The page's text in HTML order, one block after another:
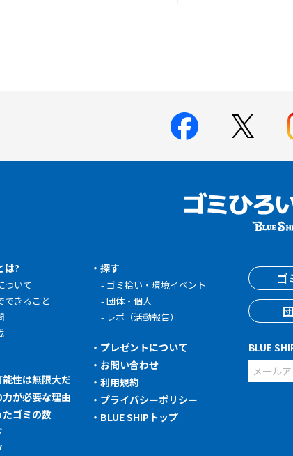
は?
ついて
できること
性は無限大だ
が必要な理由
ゴミの数
探す
ゴミ拾い・環境イベント
団体・個人
レポ（活動報告）
プレゼントについて
お問い合わせ
利用規約
プライバシーポリシー
BLUE SHIPトップ
ゴ
BLUE